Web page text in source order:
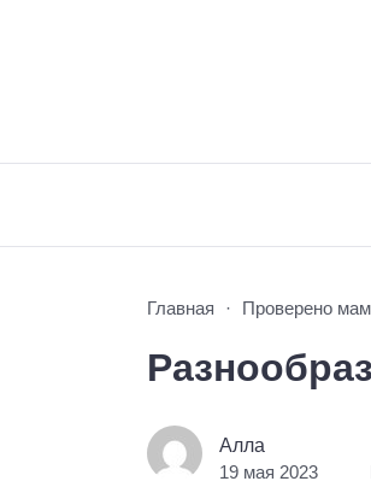
Главная Проверено
Алла
19 мая 2023